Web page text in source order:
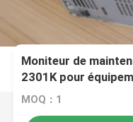
Moniteur de
2301K pour
MOQ：1